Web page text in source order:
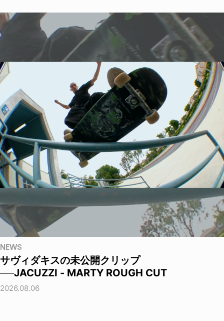
NEWS
サヴィダキスの未公開クリップ
──JACUZZI - MARTY ROUGH CUT
2026.08.06